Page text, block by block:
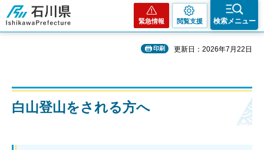
石川県
緊急情報 閲覧支援 検索メニュー
印刷 更新日：2026年7月22日
白山登山をされる方へ